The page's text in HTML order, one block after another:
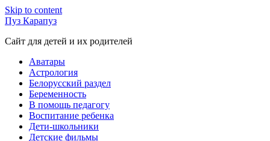
Skip to content
Пуз Карапуз
Сайт для детей и их родителей
Аватары
Астрология
Белорусский раздел
Беременность
В помощь педагогу
Воспитание ребенка
Дети-школьники
Детские фильмы